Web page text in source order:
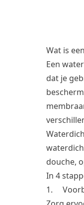
Wat is
Een
dat je
douche,
In 4
1.